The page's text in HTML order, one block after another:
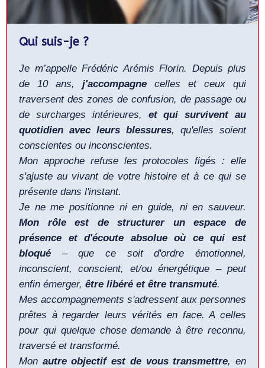
Qui suis-je ?
Je m’appelle Frédéric Arémis Florin. Depuis plus
de 10 ans, j'accompagne celles et ceux qui
traversent des zones de confusion, de passage ou
de surcharges intérieures, et qui survivent au
quotidien avec leurs blessures, qu'elles soient
conscientes ou inconscientes.
Mon approche refuse les protocoles figés : elle
s'ajuste au vivant de votre histoire et à ce qui se
présente dans l'instant.
Je ne me positionne ni en guide, ni en sauveur.
Mon rôle est de structurer un espace de
présence et d'écoute absolue où ce qui est
bloqué – que ce soit d'ordre émotionnel,
inconscient, conscient, et/ou énergétique – peut
enfin émerger, être libéré et être transmuté.
Mes accompagnements s'adressent aux personnes
prêtes à regarder leurs vérités en face. A celles
pour qui quelque chose demande à être reconnu,
traversé et transformé.
Mon autre objectif est de vous transmettre, en